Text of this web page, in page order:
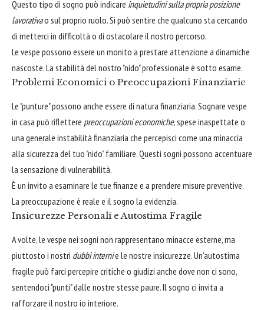
Questo tipo di sogno può indicare inquietudini sulla propria posizione
lavorativao sul proprio ruolo. Si può sentire che qualcuno sta cercando
di metterci in difficoltà o di ostacolare il nostro percorso.
Le vespe possono essere un monito a prestare attenzione a dinamiche
nascoste. La stabilità del nostro "nido" professionale è sotto esame.
Problemi Economici o Preoccupazioni Finanziarie
Le "punture" possono anche essere di natura finanziaria. Sognare vespe
in casa può riflettere preoccupazioni economiche, spese inaspettate o
una generale instabilità finanziaria che percepisci come una minaccia
alla sicurezza del tuo "nido" familiare. Questi sogni possono accentuare
la sensazione di vulnerabilità.
È un invito a esaminare le tue finanze e a prendere misure preventive.
La preoccupazione è reale e il sogno la evidenzia.
Insicurezze Personali e Autostima Fragile
A volte, le vespe nei sogni non rappresentano minacce esterne, ma
piuttosto i nostri dubbi internie le nostre insicurezze. Un'autostima
fragile può farci percepire critiche o giudizi anche dove non ci sono,
sentendoci "punti" dalle nostre stesse paure. Il sogno ci invita a
rafforzare il nostro io interiore.